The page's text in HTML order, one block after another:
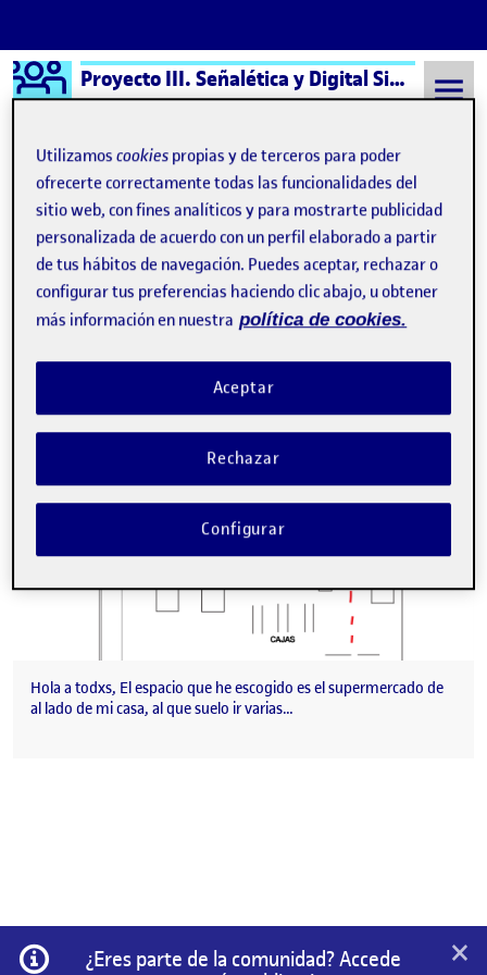
Saltar al contenido
Logo Ágora Proyecto III. Señalética y Digital Signage aula 2
Semestre 20211 - Aula 2 Proyecto III
Proyecto III
Publicado por
Aida Martinez Martos
Fecha de publicación
-5 comentarios
Hola a todxs, El espacio que he escogido es el supermercado de
al lado de mi casa, al que suelo ir varias…
Información
¿Eres parte de la comunidad? Accede
×
Utilizamoscookies propias y de terceros para poder
ofrecerte correctamente todas las funcionalidades del
sitio web, con fines analíticos y para mostrarte publicidad
personalizada de acuerdo con un perfil elaborado a partir
de tus hábitos de navegación. Puedes aceptar, rechazar o
configurar tus preferencias haciendo clic abajo, u obtener
más información en nuestra política de cookies.
Rechazar
Aceptar
Configurar